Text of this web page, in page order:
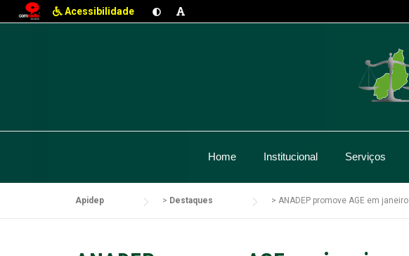
Acessibilidade
Home Institucional Serviços
Apidep > Destaques > ANADEP promove AGE em janeiro